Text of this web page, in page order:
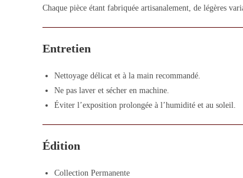
Chaque pièce étant fabriquée artisanalement, de légères
Entretien
Nettoyage délicat et à la main recommandé.
Ne pas laver et sécher en machine.
Éviter l’exposition prolongée à l’humidité et au soleil.
Édition
Collection Permanente